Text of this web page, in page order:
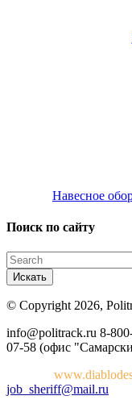
Навесное
Поиск по сайту
© Copyright 2026,
info@politrack.ru 8-
07-58 (офис
job_sheriff@mail.ru